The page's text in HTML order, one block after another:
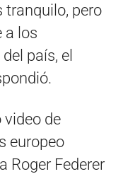
tranquilo, pero
a los
país, el
video de
europeo
Roger Federer